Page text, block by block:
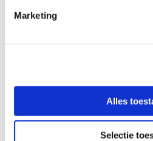
Marketing
Alles
Selectie
van een heldere en gezonde
toekomstige acne uitbraken.
De Carbon Laser Peeling is
effectief voor het